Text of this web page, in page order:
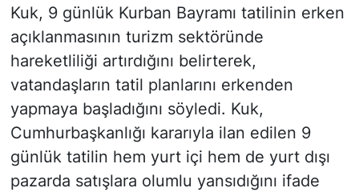
Kuk, 9 günlük Kurban Bayramı tatilinin erken
açıklanmasının turizm sektöründe
hareketliliği artırdığını belirterek,
vatandaşların tatil planlarını erkenden
yapmaya başladığını söyledi. Kuk,
Cumhurbaşkanlığı kararıyla ilan edilen 9
günlük tatilin hem yurt içi hem de yurt dışı
pazarda satışlara olumlu yansıdığını ifade